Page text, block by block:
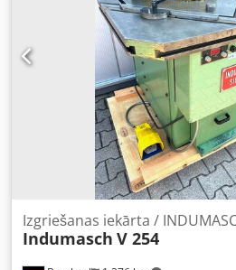
Izgriešanas iekārta /
Indumasch V 254